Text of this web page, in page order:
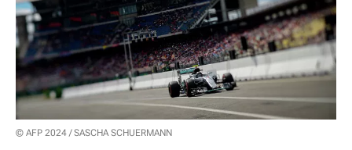
© AFP 2024 / SASCHA SCHUERMANN